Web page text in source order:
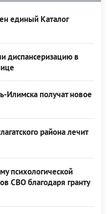
единый Каталог
диспансеризацию в
Илимска получат новое
района лечит
психологической
СВО благодаря гранту